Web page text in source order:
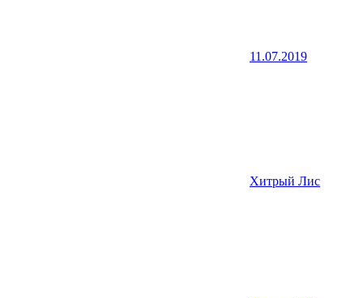
11.07.2019
Хитрый Лис